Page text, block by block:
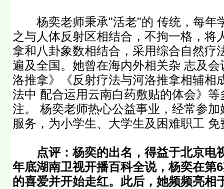
杨奕老师秉承"活老"的 传统，每年
之与人体反射区相结合，不拘一格，将
拿和八卦象数相结合，采用综合自然疗
遍及全国。她曾在海内外相关杂 志及
洛推拿》《反射疗法与河洛推拿相辅相
法中 配合运用云南白药敷贴的体会》
注。 杨奕老师热心公益事业，经常参
服务，为小学生、大学生及困难职工
点评：杨奕的出名，得益于北京电
年底湖南卫视开播百科全说，杨奕在第
的喜爱并开始走红。此后，她频频亮相